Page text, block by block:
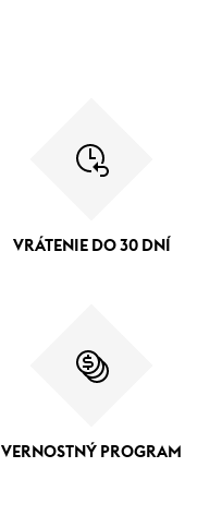
VRÁTENIE DO 30 DNÍ
VERNOSTNÝ PROGRAM